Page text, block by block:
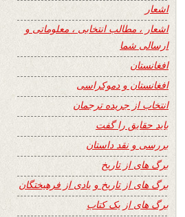
اشعار
اشعار ، مطالب انتخابی ، معلوماتی و
ارسالی شما
افغانستان
افغانستان و دموکراسی
انتخاب از جریده ترجمان
باید حقایق را گفت
بررسی و نقد داستان
برگ های از تاریخ
برگ های از تاریخ و یادی از فرهیختگان
برگ های از یک کتاب